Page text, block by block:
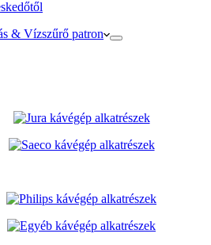
& Vízszűrő patron